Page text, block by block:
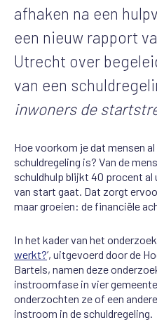
afhaken na een
een nieuw rapport
Utrecht over
van een
inwoners de
Hoe voorkom je dat mensen
schuldregeling is? Van de
schuldhulp blijkt 40 procent al
van start gaat. Dat zorgt
maar groeien: de financiële
In het kader van het onderzoek
werkt?’, uitgevoerd door de
Bartels, namen deze
instroomfase in vier
onderzochten ze of een
instroom in de schuldregeling.